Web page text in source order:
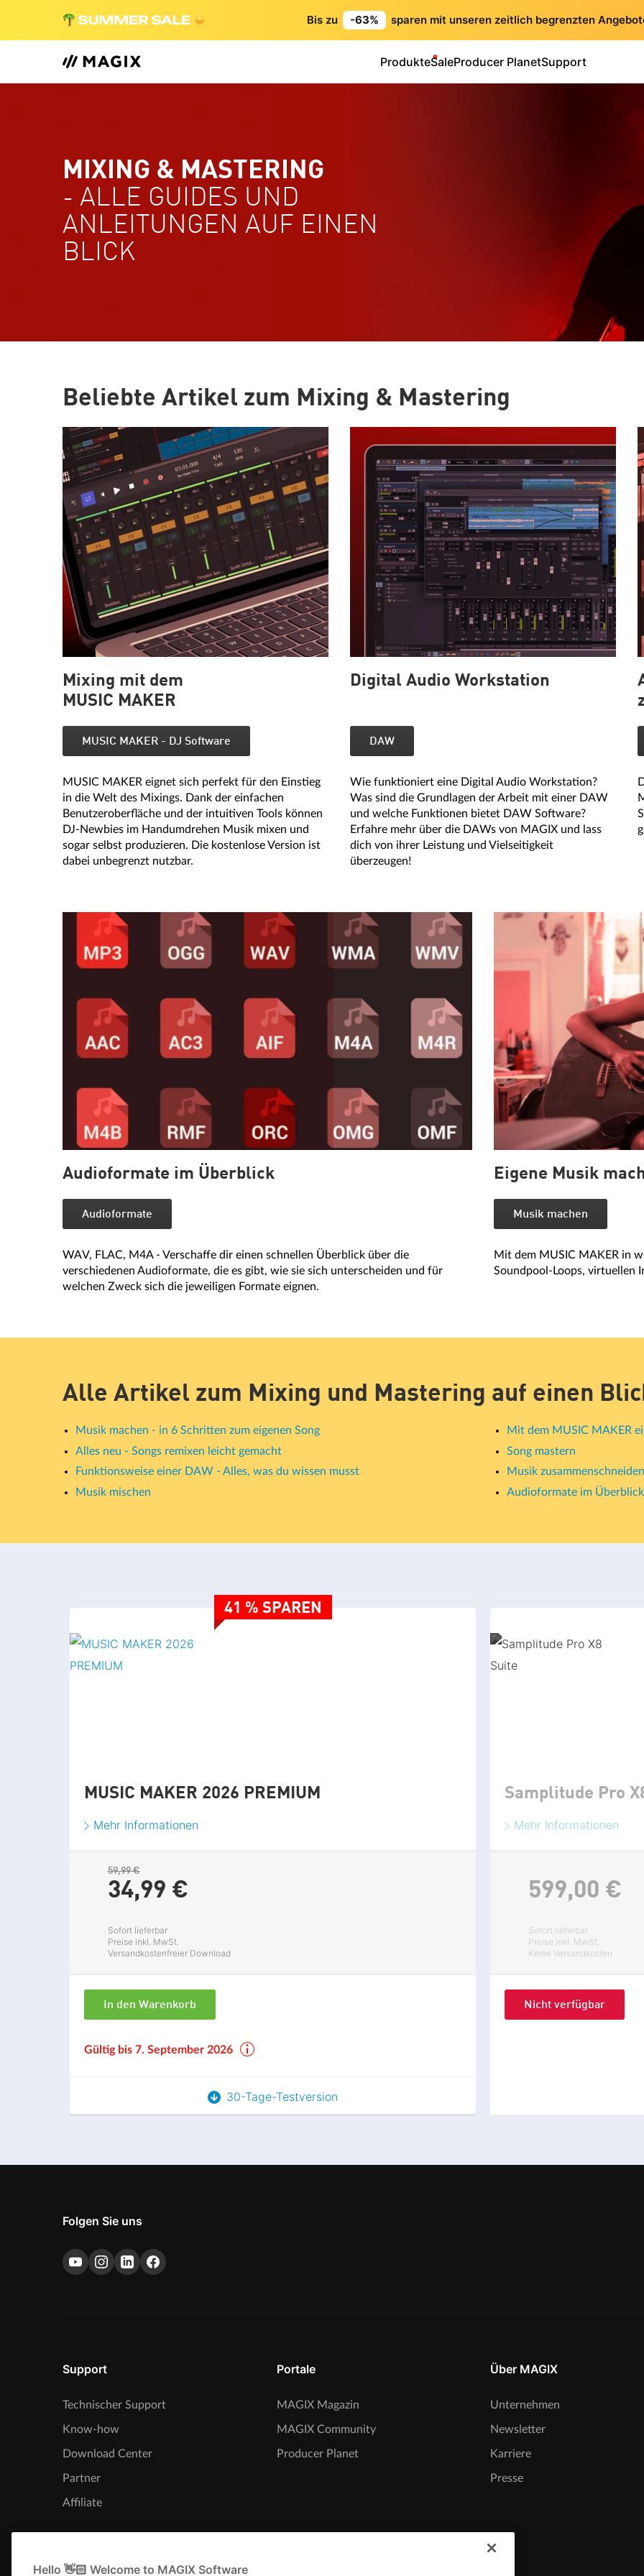
Bis zu -63% sparen mit unseren zeitlich begrenzten
ProdukteSaleProducer PlanetSupport
MIXING & MASTERING
- ALLE GUIDES UND
ANLEITUNGEN AUF EINEN
BLICK
Beliebte Artikel zum Mixing & Mastering
Mixing mit dem
MUSIC MAKER
MUSIC MAKER - DJ Software
MUSIC MAKER eignet sich perfekt für den Einstieg
in die Welt des Mixings. Dank der einfachen
Benutzeroberfläche und der intuitiven Tools können
DJ-Newbies im Handumdrehen Musik mixen und
sogar selbst produzieren. Die kostenlose Version ist
dabei unbegrenzt nutzbar.
Digital Audio Workstation
DAW
Wie funktioniert eine Digital Audio Workstation?
Was sind die Grundlagen der Arbeit mit einer DAW
und welche Funktionen bietet DAW Software?
Erfahre mehr über die DAWs von MAGIX und lass
dich von ihrer Leistung und Vielseitigkeit
überzeugen!
Audioformate im Überblick
Audioformate
WAV, FLAC, M4A - Verschaffe dir einen schnellen Überblick über die
verschiedenen Audioformate, die es gibt, wie sie sich unterscheiden und für
welchen Zweck sich die jeweiligen Formate eignen.
Eigene Musik
Musik machen
Mit dem MUSIC MAKER in
Soundpool-Loops, virtuellen
Alle Artikel zum Mixing und Mastering auf einen
Musik machen - in 6 Schritten zum eigenen Song
Alles neu - Songs remixen leicht gemacht
Funktionsweise einer DAW - Alles, was du wissen musst
Musik mischen
Mit dem MUSIC MAKER
Song mastern
Musik zusammenschneiden
Audioformate im Überblick
41 % SPAREN
MUSIC MAKER 2026 PREMIUM
Mehr Informationen
59,99 €
34,99 €
Sofort lieferbar
Preise inkl. MwSt.
Versandkostenfreier Download
In den Warenkorb
Gültig bis 7. September 2026
30-Tage-Testversion
Samplitude Pro
Mehr Informationen
599,00 €
Sofort lieferbar
Preise inkl. MwSt.
Keine Versandkosten
Nicht verfügbar
Folgen Sie uns
Support
Technischer Support
Know-how
Download Center
Partner
Affiliate
Portale
MAGIX Magazin
MAGIX Community
Producer Planet
Über MAGIX
Unternehmen
Newsletter
Karriere
Presse
Hello 👋🏻 Welcome to MAGIX Software